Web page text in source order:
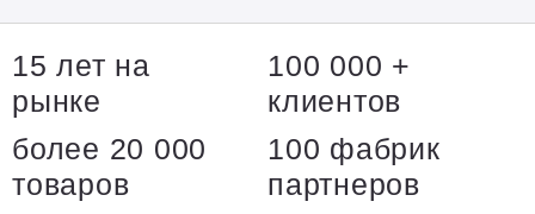
15 лет на
рынке
100 000 +
клиентов
более 20 000
товаров
100 фабрик
партнеров